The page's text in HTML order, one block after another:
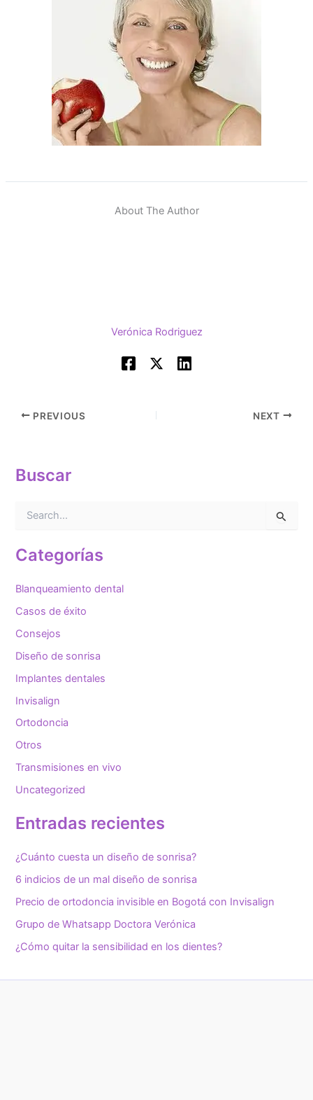
About The Author
Verónica Rodriguez
PREVIOUS NEXT
Buscar
c
a
p
o
:
Categorías
Blanqueamiento dental
Casos de éxito
Consejos
Diseño de sonrisa
Implantes dentales
Invisalign
Ortodoncia
Otros
Transmisiones en vivo
Uncategorized
Entradas recientes
¿Cuánto cuesta un diseño de sonrisa?
6 indicios de un mal diseño de sonrisa
Precio de ortodoncia invisible en Bogotá con Invisalign
Grupo de Whatsapp Doctora Verónica
¿Cómo quitar la sensibilidad en los dientes?